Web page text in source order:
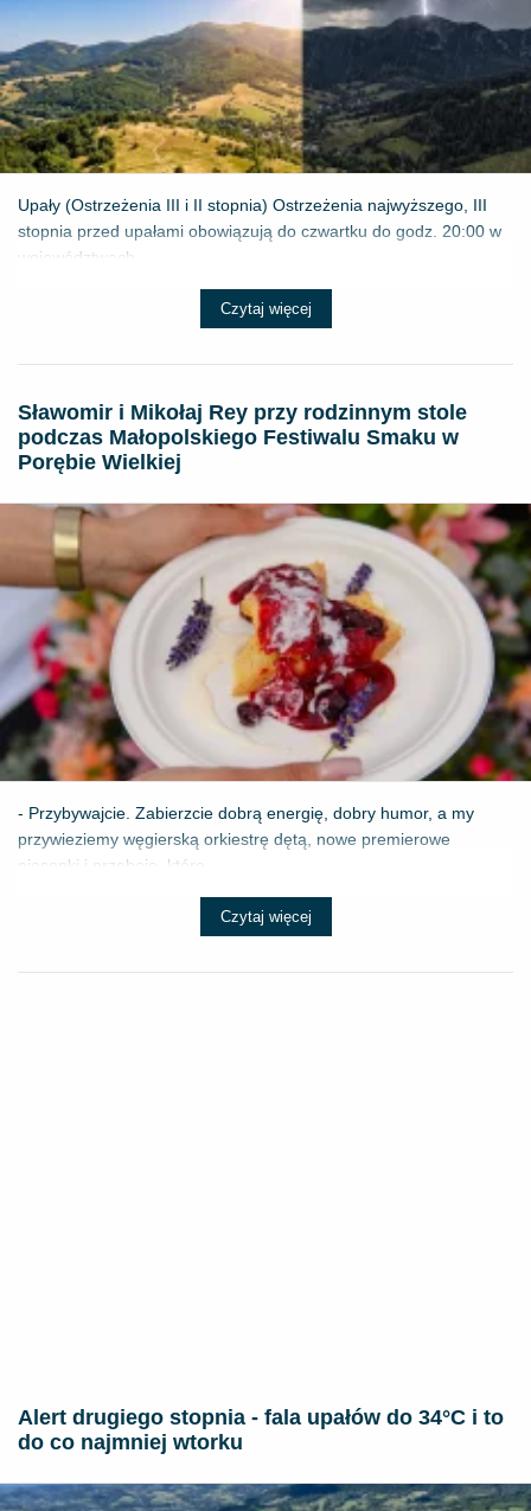
Upały (Ostrzeżenia III i II stopnia) Ostrzeżenia najwyższego, III
stopnia przed upałami obowiązują do czwartku do godz. 20:00 w
województwach...
Czytaj więcej
Sławomir i Mikołaj Rey przy rodzinnym stole
podczas Małopolskiego Festiwalu Smaku w
Porębie Wielkiej
- Przybywajcie. Zabierzcie dobrą energię, dobry humor, a my
przywieziemy węgierską orkiestrę dętą, nowe premierowe
piosenki i przeboje, które ...
Czytaj więcej
Alert drugiego stopnia - fala upałów do 34°C i to
do co najmniej wtorku